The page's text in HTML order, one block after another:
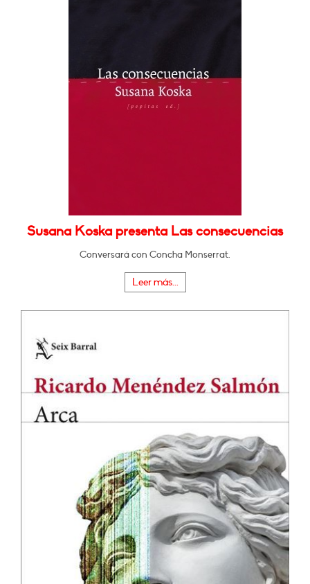
Susana Koska presenta Las consecuencias
Conversará con Concha Monserrat.
Leer más...